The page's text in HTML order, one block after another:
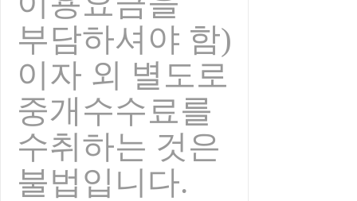
부담하셔야 함)
이자 외 별도로
중개수수료를
수취하는 것은
불법입니다.